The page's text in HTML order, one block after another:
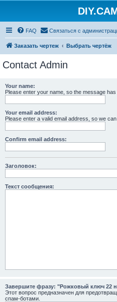
FAQ Связаться с
Заказать чертеж Выбрать чертёж
Contact Admin
Your name:
Please enter your name, so the message has
Your email address:
Please enter a valid email address, so we
Confirm email address:
Заголовок:
Текст сообщения:
Завершите фразу: "Рожковый ключ 22
Этот вопрос предназначен для
спам-ботами.